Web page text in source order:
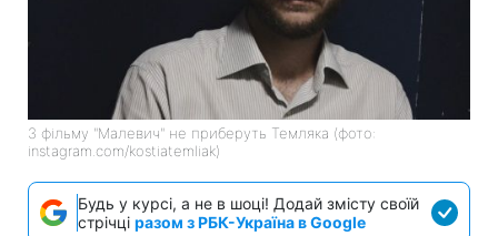
З фільму "Малевич" не приберуть Темляка (фото:
instagram.com/kostiatemliak)
Будь у курсі, а не в шоці! Додай змісту своїй
стрічці разом з РБК-Україна в Google